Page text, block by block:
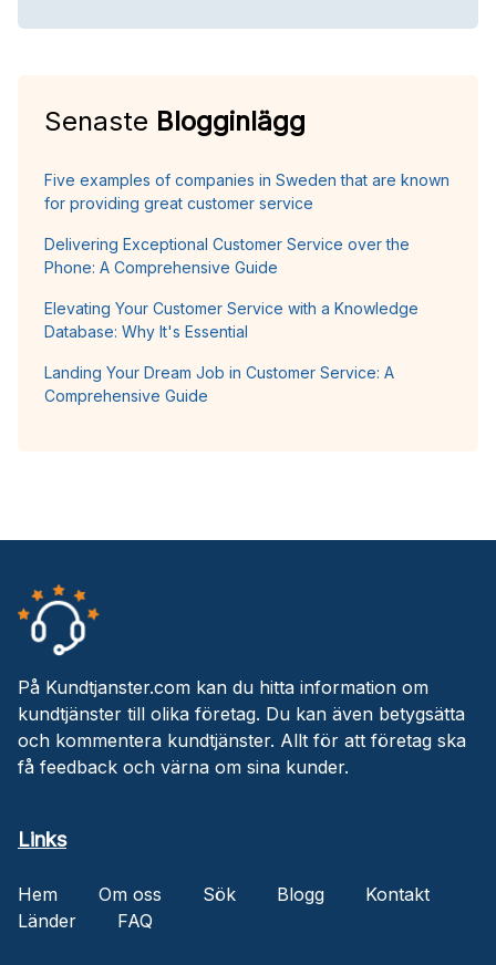
Senaste Blogginlägg
Five examples of companies in Sweden that are known
for providing great customer service
Delivering Exceptional Customer Service over the
Phone: A Comprehensive Guide
Elevating Your Customer Service with a Knowledge
Database: Why It's Essential
Landing Your Dream Job in Customer Service: A
Comprehensive Guide
På Kundtjanster.com kan du hitta information om
kundtjänster till olika företag. Du kan även betygsätta
och kommentera kundtjänster. Allt för att företag ska
få feedback och värna om sina kunder.
Links
Hem Om oss Sök Blogg
Kontakt
Länder
FAQ